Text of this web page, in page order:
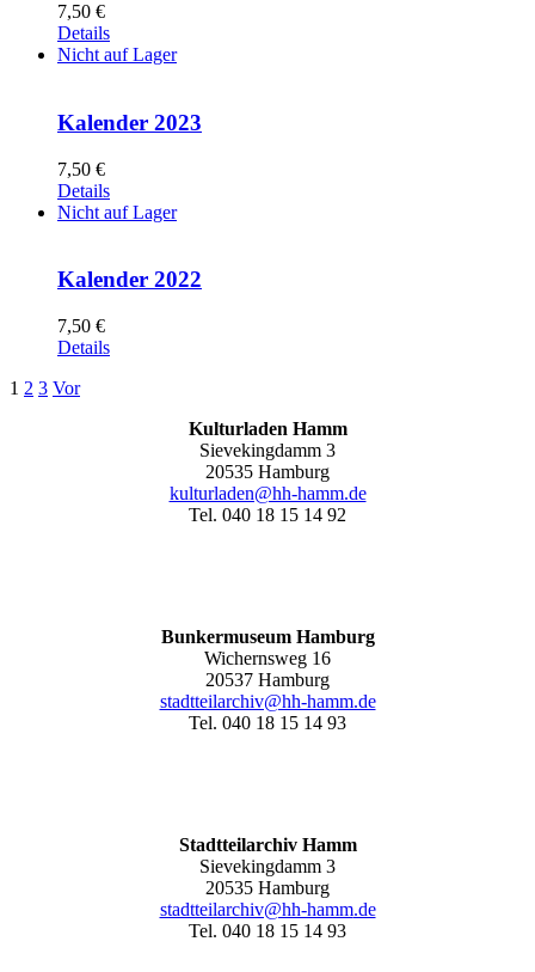
7,50 €
Details
Nicht auf Lager
Kalender 2023
7,50 €
Details
Nicht auf Lager
Kalender 2022
7,50 €
Details
1 2 3 Vor
Kulturladen Hamm
Sievekingdamm 3
20535 Hamburg
kulturladen@hh-hamm.de
Tel. 040 18 15 14 92
Bunkermuseum Hamburg
Wichernsweg 16
20537 Hamburg
stadtteilarchiv@hh-hamm.de
Tel. 040 18 15 14 93
Stadtteilarchiv Hamm
Sievekingdamm 3
20535 Hamburg
stadtteilarchiv@hh-hamm.de
Tel. 040 18 15 14 93